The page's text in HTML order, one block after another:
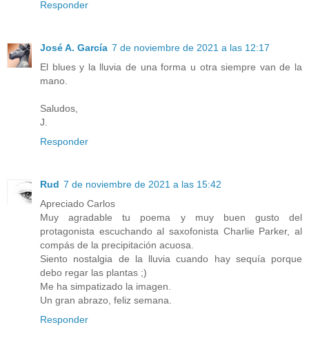
Responder
José A. García 7 de noviembre de 2021 a las 12:17
El blues y la lluvia de una forma u otra siempre van de la
mano.
Saludos,
J.
Responder
Rud 7 de noviembre de 2021 a las 15:42
Apreciado Carlos
Muy agradable tu poema y muy buen gusto del
protagonista escuchando al saxofonista Charlie Parker, al
compás de la precipitación acuosa.
Siento nostalgia de la lluvia cuando hay sequía porque
debo regar las plantas ;)
Me ha simpatizado la imagen.
Un gran abrazo, feliz semana.
Responder